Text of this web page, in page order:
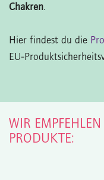
Chakren.
Hier findest du die
EU-
WIR
PRODUKTE: